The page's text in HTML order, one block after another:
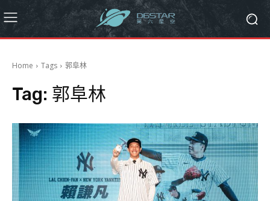
Home Tags 郭阜林
Tag: 郭阜林